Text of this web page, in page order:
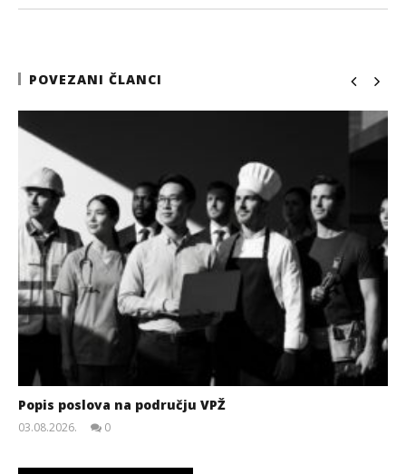
POVEZANI ČLANCI
Popis poslova na području VPŽ
03.08.2026.
0